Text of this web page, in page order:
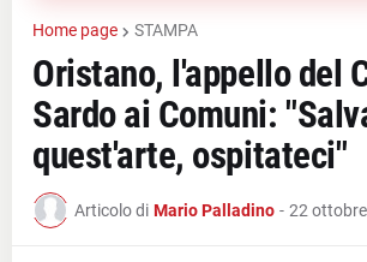
Home page STAMPA
Oristano, l'appello del
Sardo ai Comuni:
quest'arte, ospitateci"
Articolo di Mario Palladino - 22 ottobre